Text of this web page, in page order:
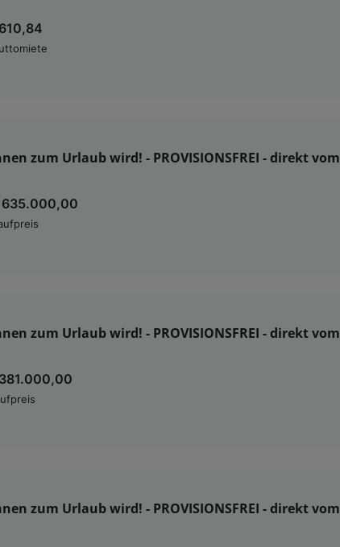
zum Urlaub wird! - PROVISIONSFREI - direkt vom
635.000,00
zum Urlaub wird! - PROVISIONSFREI - direkt vom
zum Urlaub wird! - PROVISIONSFREI - direkt vom